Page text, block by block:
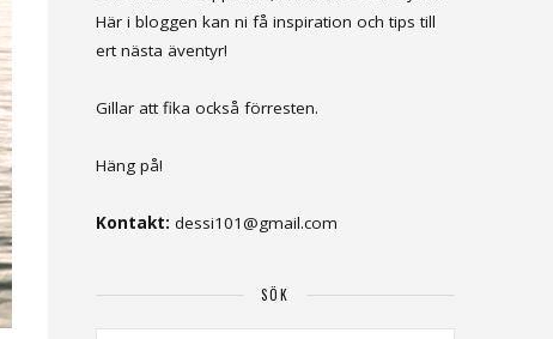
Här i bloggen kan ni få inspiration och tips till
ert nästa äventyr!
Gillar att fika också förresten.
Häng på!
Kontakt: dessi101@gmail.com
SÖK